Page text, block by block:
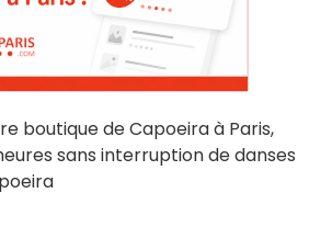
boutique de Capoeira à Paris,
sans interruption de danses